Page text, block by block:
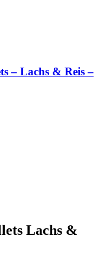
– Lachs & Reis –
Lachs &